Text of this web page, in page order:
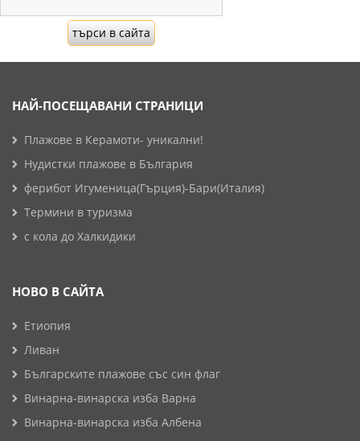
НАЙ-ПОСЕЩАВАНИ СТРАНИЦИ
Плажове в Керамоти- уникални!
Нудистки плажове в България
ферибот Игуменица(Гърция)-Бари(Италия)
Термини в туризма
с кола до Халкидики
НОВО В САЙТА
Етиопия
Ливан
Българските плажове със син флаг
Винарна-винарска изба Варна
Винарна-винарска изба Албена